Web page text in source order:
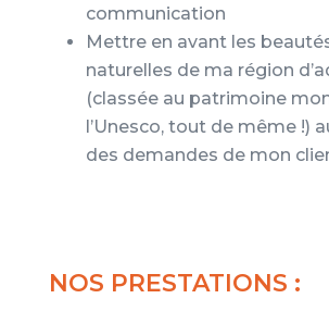
communication
Mettre en avant les
naturelles de ma région
(classée au patrimoine
l’Unesco, tout de même !)
des demandes de mon
NOS PRESTATIONS :